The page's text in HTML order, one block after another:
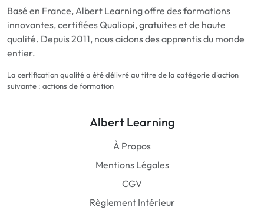
Basé en France, Albert Learning offre des formations
innovantes, certifiées Qualiopi, gratuites et de haute
qualité. Depuis 2011, nous aidons des apprentis du monde
entier.
La certification qualité a été délivré au titre de la catégorie d'action
suivante : actions de formation
Albert Learning
À Propos
Mentions Légales
CGV
Règlement Intérieur